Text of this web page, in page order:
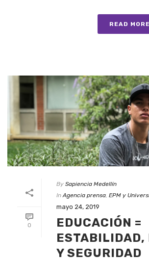
READ MORE
0
By Sapiencia Medellín
In Agencia prensa, EPM y
mayo 24, 2019
EDUCACIÓN =
ESTABILIDAD,
Y SEGURIDAD